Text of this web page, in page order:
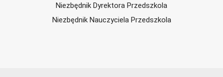
Niezbędnik Dyrektora Przedszkola
Niezbędnik Nauczyciela Przedszkola